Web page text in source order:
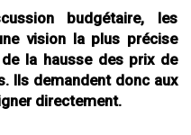
budgétaire, les
vision la plus précise
la hausse des prix de
Ils demandent donc aux
directement.